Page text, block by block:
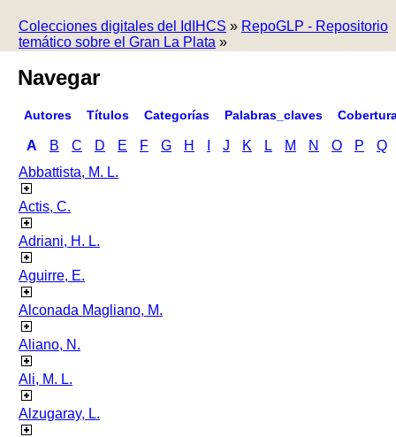
Colecciones digitales del IdIHCS » RepoGLP - Repositorio
temático sobre el Gran La Plata »
Navegar
Autores Títulos Categorías Palabras_claves
A B C D E F G H J K L M N O P
Q
Abbattista, M. L.
Actis, C.
Adriani, H. L.
Aguirre, E.
Alconada Magliano, M.
Aliano, N.
Ali, M. L.
Alzugaray, L.